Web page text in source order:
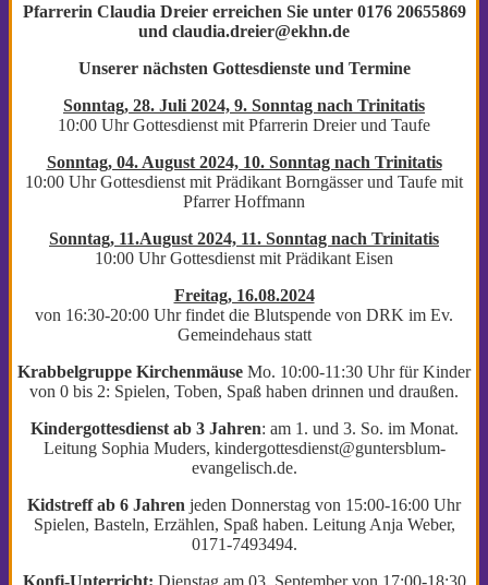
Pfarrerin Claudia Dreier erreichen Sie unter 0176 20655869
und claudia.dreier@ekhn.de
Unserer nächsten Gottesdienste und Termine
Sonntag, 28. Juli 2024, 9. Sonntag nach Trinitatis
10:00 Uhr Gottesdienst mit Pfarrerin Dreier und Taufe
Sonntag, 04. August 2024, 10. Sonntag nach Trinitatis
10:00 Uhr Gottesdienst mit Prädikant Borngässer und Taufe mit
Pfarrer Hoffmann
Sonntag, 11.August 2024, 11. Sonntag nach Trinitatis
10:00 Uhr Gottesdienst mit Prädikant Eisen
Freitag, 16.08.2024
von 16:30-20:00 Uhr findet die Blutspende von DRK im Ev.
Gemeindehaus statt
Krabbelgruppe Kirchenmäuse Mo. 10:00-11:30 Uhr für Kinder
von 0 bis 2: Spielen, Toben, Spaß haben drinnen und draußen.
Kindergottesdienst ab 3 Jahren: am 1. und 3. So. im Monat.
Leitung Sophia Muders, kindergottesdienst@guntersblum-
evangelisch.de.
Kidstreff ab 6 Jahren jeden Donnerstag von 15:00-16:00 Uhr
Spielen, Basteln, Erzählen, Spaß haben. Leitung Anja Weber,
0171-7493494.
Konfi-Unterricht: Dienstag am 03. September von 17:00-18:30